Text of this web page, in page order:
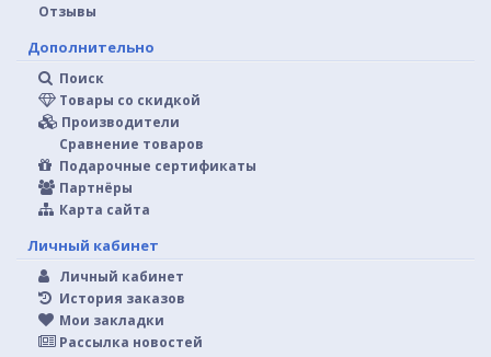
Отзывы
Дополнительно
Поиск
Товары со скидкой
Производители
Сравнение товаров
Подарочные сертификаты
Партнёры
Карта сайта
Личный кабинет
Личный кабинет
История заказов
Мои закладки
Рассылка новостей